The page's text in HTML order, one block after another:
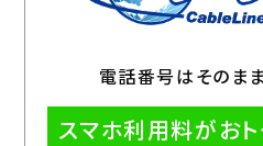
電話番号はそのま
スマホ利用料がおト